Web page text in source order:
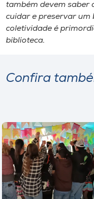
também devem saber
cuidar e preservar um
coletividade é
biblioteca.
Confira